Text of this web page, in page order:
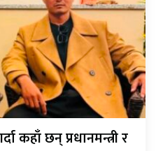
कहाँ छन् प्रधानमन्त्री र